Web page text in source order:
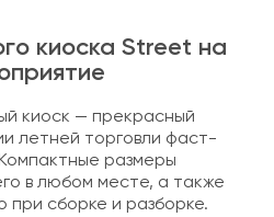
киоска Street на
киоск — прекрасный
летней торговли фаст-
размеры
в любом месте, а также
при сборке и разборке.